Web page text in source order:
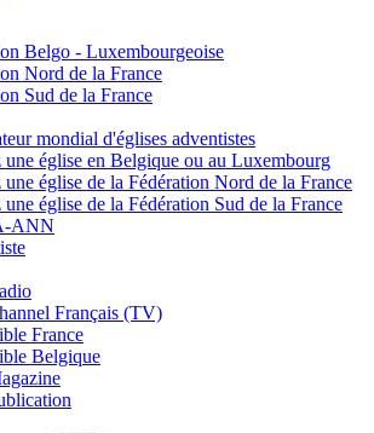
Belgo - Luxembourgeoise
Nord de la France
Sud de la France
mondial d'églises adventistes
une église en Belgique ou au Luxembourg
une église de la Fédération Nord de la France
église de la Fédération Sud de la France
ANN
Français (TV)
France
Belgique